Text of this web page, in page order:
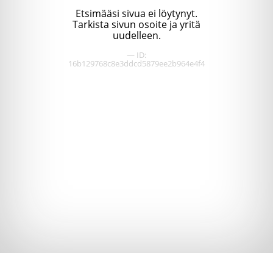
Etsimääsi sivua ei löytynyt.
Tarkista sivun osoite ja yritä
uudelleen.
— ID:
16b129768c8e3ddcd5879ee2b964e4f4